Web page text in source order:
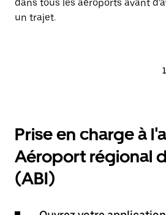
dans tous les aéroports avant
un trajet.
Prise en charge à
Aéroport régional
(ABI)